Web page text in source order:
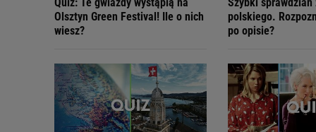
Olsztyn Green Festival! Ile o nich
wiesz?
polskiego.
po opisie?